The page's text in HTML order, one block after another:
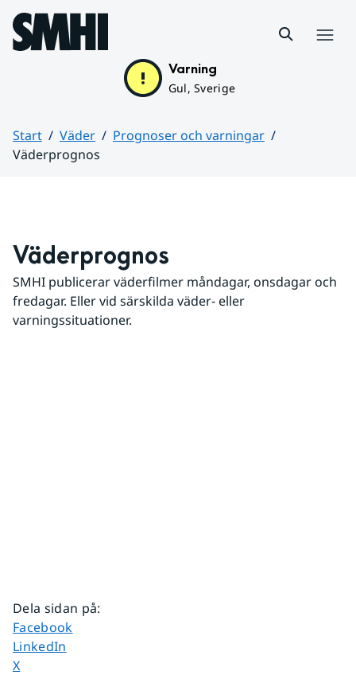
Hoppa till sidans innehåll
Varning
Gul, Sverige
Start Väder
Prognoser och varningar
Väderprognos
Väderprognos
SMHI publicerar väderfilmer måndagar, onsdagar och
fredagar. Eller vid särskilda väder- eller
varningssituationer.
Dela sidan på:
Dela sidan på
Facebook
Dela sidan på
LinkedIn
Dela sidan på
X